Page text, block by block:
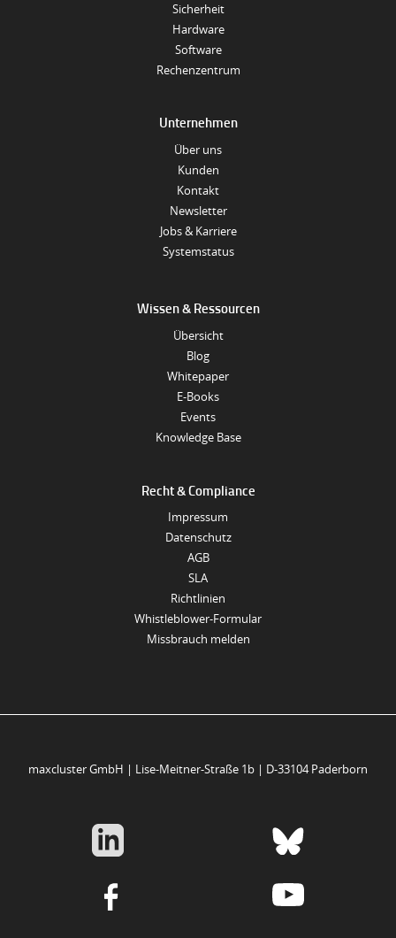
Sicherheit
Hardware
Software
Rechenzentrum
Unternehmen
Über uns
Kunden
Kontakt
Newsletter
Jobs & Karriere
Systemstatus
Wissen & Ressourcen
Übersicht
Blog
Whitepaper
E-Books
Events
Knowledge Base
Recht & Compliance
Impressum
Datenschutz
AGB
SLA
Richtlinien
Whistleblower-Formular
Missbrauch melden
maxcluster GmbH | Lise-Meitner-Straße 1b | D-33104 Paderborn